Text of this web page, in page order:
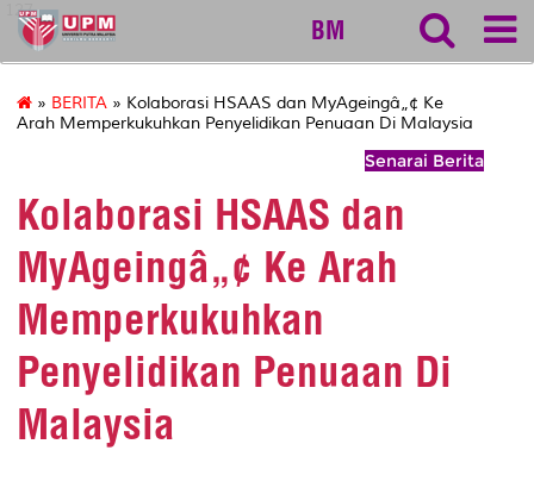
127
BM
» BERITA » Kolaborasi HSAAS dan MyAgeingâ„¢ Ke
Arah Memperkukuhkan Penyelidikan Penuaan Di Malaysia
Senarai Berita
Kolaborasi HSAAS dan
MyAgeingâ„¢ Ke Arah
Memperkukuhkan
Penyelidikan Penuaan Di
Malaysia